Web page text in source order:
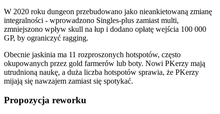
W 2020 roku dungeon przebudowano jako nieankietowaną zmianę
integralności - wprowadzono Singles-plus zamiast multi,
zmniejszono wpływ skull na łup i dodano opłatę wejścia 100 000
GP, by ograniczyć ragging.
Obecnie jaskinia ma 11 rozproszonych hotspotów, często
okupowanych przez gold farmerów lub boty. Nowi PKerzy mają
utrudnioną naukę, a duża liczba hotspotów sprawia, że PKerzy
mijają się nawzajem zamiast się spotykać.
Propozycja reworku